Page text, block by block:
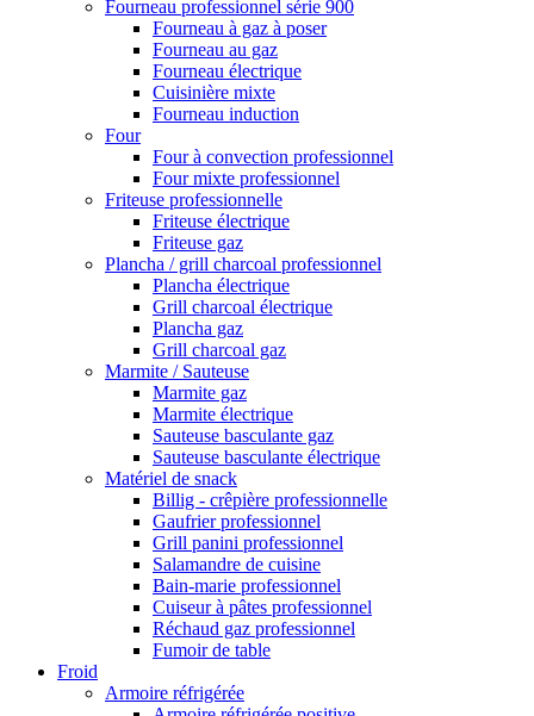
Fourneau professionnel série 900
Fourneau à gaz à poser
Fourneau au gaz
Fourneau électrique
Cuisinière mixte
Fourneau induction
Four
Four à convection professionnel
Four mixte professionnel
Friteuse professionnelle
Friteuse électrique
Friteuse gaz
Plancha / grill charcoal professionnel
Plancha électrique
Grill charcoal électrique
Plancha gaz
Grill charcoal gaz
Marmite / Sauteuse
Marmite gaz
Marmite électrique
Sauteuse basculante gaz
Sauteuse basculante électrique
Matériel de snack
Billig - crêpière professionnelle
Gaufrier professionnel
Grill panini professionnel
Salamandre de cuisine
Bain-marie professionnel
Cuiseur à pâtes professionnel
Réchaud gaz professionnel
Fumoir de table
Froid
Armoire réfrigérée